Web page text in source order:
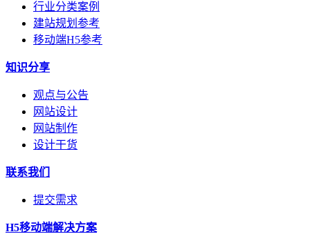
行业分类案例
建站规划参考
移动端H5参考
知识分享
观点与公告
网站设计
网站制作
设计干货
联系我们
提交需求
H5移动端解决方案